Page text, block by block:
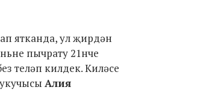
ятканда, ул җирдән
пычрату 21нче
теләп килдек. Киләсе
Алия